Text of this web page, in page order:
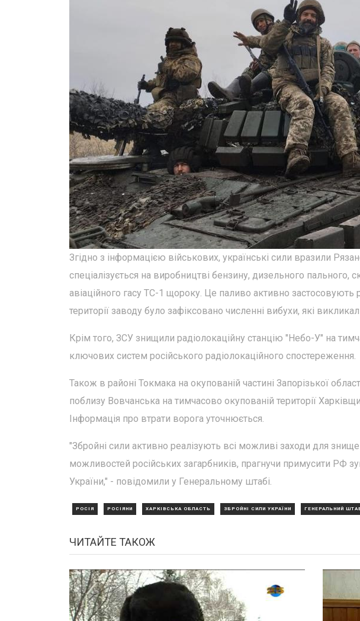
Згідно з інформацією військових, українські сили вразили
спеціалізується на виробництві бензину, дизельного пального,
авіаційного гасу ТС-1 щороку. Це паливо активно застосовують
території заводу було зафіксовано численні вибухи, які
Крім того, ЗСУ знищили радіолокаційну станцію "Небо-У" на
ключових систем російського радіолокаційного спостереження.
Також в районі Токмака на окупованій частині Запорізької
поблизу Вовчанська на тимчасово окупованій території
Інформація про втрати ворога уточнюється.
"Збройні сили активно реалізують всі можливі заходи для
можливостей російських загарбників, прагнучи примусити РФ
України," - повідомили у Генеральному штабі.
РОСІЯ РОСІЯНИ ХАРКІВСЬКА ОБЛАСТЬ ЗБРОЙНІ СИЛИ УКРАЇНИ ГЕНЕРАЛЬНИЙ
ЧИТАЙТЕ ТАКОЖ